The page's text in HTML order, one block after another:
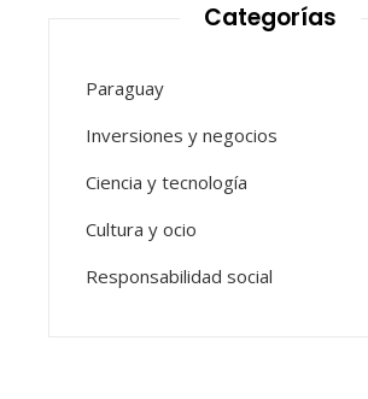
Categorías
Paraguay
Inversiones y negocios
Ciencia y tecnología
Cultura y ocio
Responsabilidad social